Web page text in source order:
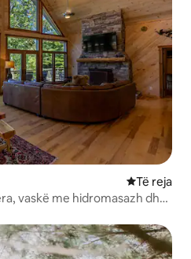
Të reja
vaskë me hidromasazh dhe
klientëve